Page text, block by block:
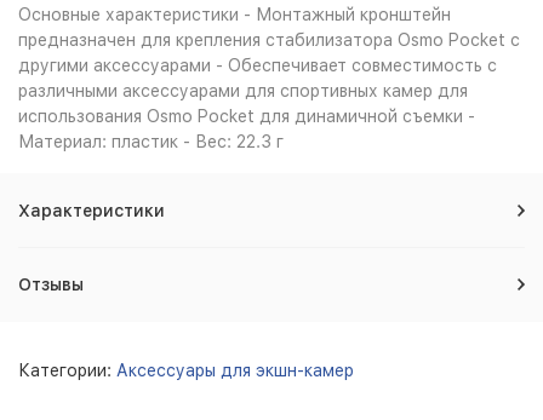
Основные характеристики - Монтажный кронштейн
предназначен для крепления стабилизатора Osmo Pocket с
другими аксессуарами - Обеспечивает совместимость с
различными аксессуарами для спортивных камер для
использования Osmo Pocket для динамичной съемки -
Материал: пластик - Вес: 22.3 г
Характеристики
Отзывы
Категории: Аксессуары для экшн-камер